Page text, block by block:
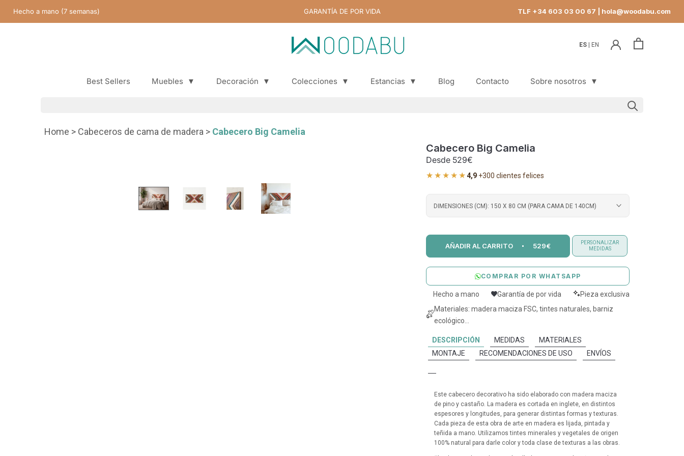
Hecho a mano (7 semanas) GARANTÍA DE POR VIDA TLF +34 603 03 00 67 | hola@woodabu.com
Best Sellers
Muebles ▼ Decoración ▼ Colecciones ▼ Estancias ▼
Blog
Contacto
Sobre nosotros ▼
ES EN
Home > Cabeceros de cama de madera > Cabecero Big Camelia
Cabecero Big Camelia
Desde 529€
★★★★★4,9·+300 clientes felices
DIMENSIONES (CM): 150 X 80 CM (PARA CAMA DE 140CM)
AÑADIR AL CARRITO 529€
PERSONALIZAR
MEDIDAS
COMPRAR POR WHATSAPP
Hecho a mano Garantía de por vida
Pieza exclusiva
Materiales: madera maciza FSC, tintes naturales, barniz
ecológico...
DESCRIPCIÓN MEDIDAS
MATERIALES
MONTAJE
RECOMENDACIONES DE USO ENVÍOS
Este cabecero decorativo ha sido elaborado con madera maciza
de pino y castaño. La madera es cortada en inglete, en distintos
espesores y longitudes, para generar distintas formas y texturas.
Cada pieza de esta obra de arte en madera es lijada, pintada y
teñida a mano. Utilizamos tintes minerales y vegetales de origen
100% natural para darle color y toda clase de texturas a las obras.